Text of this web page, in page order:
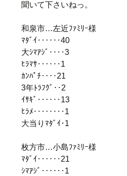
聞いて下さいねっ。
和泉市…左近ﾌｧﾐﾘｰ様
ﾏﾀﾞｲ‥‥‥40
大ｼﾏｱｼﾞ‥‥3
ﾋﾗﾏｻ‥‥‥1
ｶﾝﾊﾟﾁ‥‥21
3年ﾄﾗﾌｸﾞ‥2
ｲｻｷﾞ‥‥‥13
ﾋﾗﾒ‥‥‥‥1
大当りﾏﾀﾞｲ･1
枚方市…小島ﾌｧﾐﾘｰ様
ﾏﾀﾞｲ‥‥‥21
ｼﾏｱｼﾞ‥‥‥1